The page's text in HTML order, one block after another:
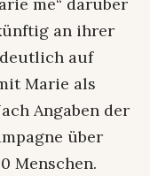
an ihrer
auf
Marie als
Angaben der
über
Menschen.